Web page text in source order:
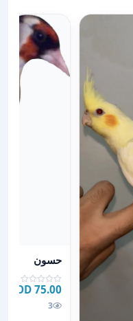
حسون
75.00 JOD
3